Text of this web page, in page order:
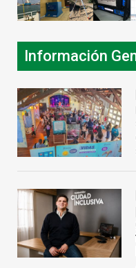
Información